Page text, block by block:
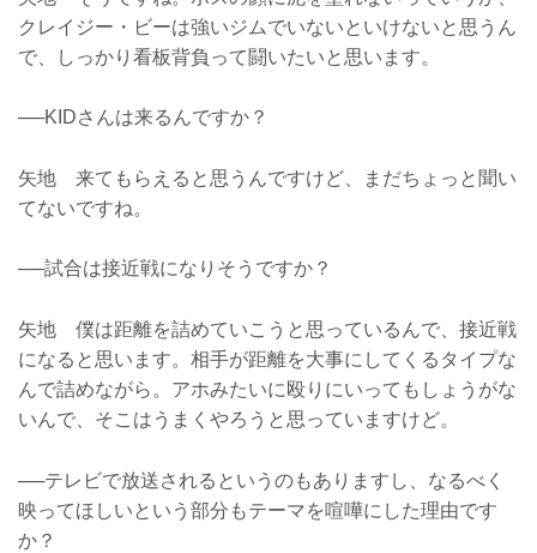
クレイジー・ビーは強いジムでいないといけないと思うん
で、しっかり看板背負って闘いたいと思います。
──KIDさんは来るんですか？
矢地 来てもらえると思うんですけど、まだちょっと聞い
てないですね。
──試合は接近戦になりそうですか？
矢地 僕は距離を詰めていこうと思っているんで、接近戦
になると思います。相手が距離を大事にしてくるタイプな
んで詰めながら。アホみたいに殴りにいってもしょうがな
いんで、そこはうまくやろうと思っていますけど。
──テレビで放送されるというのもありますし、なるべく
映ってほしいという部分もテーマを喧嘩にした理由です
か？